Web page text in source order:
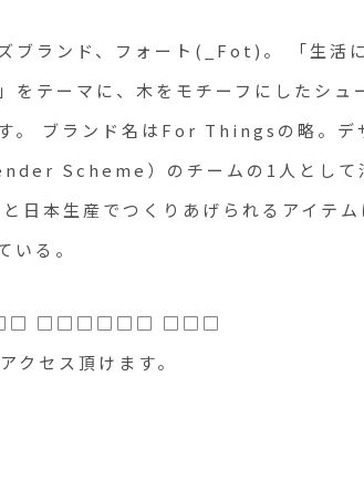
ブランド、フォート(_Fot)。 「生活
をテーマに、木をモチーフにしたシュ
。 ブランド名はFor Thingsの略。デ
Scheme）のチームの1人として
日本生産でつくりあげられるアイテム
いる。
□□□□□□ □□□
クセス頂けます。